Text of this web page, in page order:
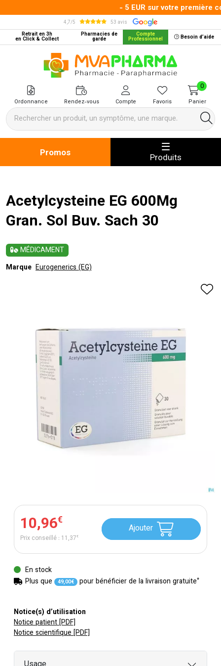
- 5 EUR sur votre première
4,7/5
53 avis
Retrait en 3h
en Click & Collect
Pharmacies de
garde
Compte
Professionnel Besoin d’aide
MVA Pharma Votre pharmacie
Ordonnance Rendez-vous Compte Favoris Panier
0
Promos Produits
Acetylcysteine EG 600Mg
Gran. Sol Buv. Sach 30
MÉDICAMENT
Marque Eurogenerics (EG)
10,96€
Prix conseillé : 11,37€
Ajouter
En stock
Plus que
49,00€ pour bénéficier de la livraison gratuite*
Notice(s) d’utilisation
Notice patient [PDF]
Notice scientifique [PDF]